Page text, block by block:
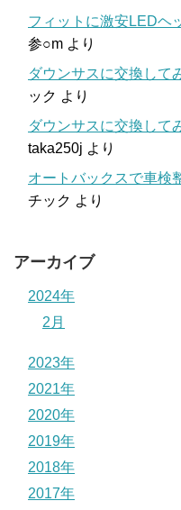
フィットに激安LEDヘ
参○m より
ダウンサスに交換して
ック より
ダウンサスに交換して
taka250j より
オートバックスで車検
チック より
アーカイブ
2024年
2月
2023年
2021年
2020年
2019年
2018年
2017年